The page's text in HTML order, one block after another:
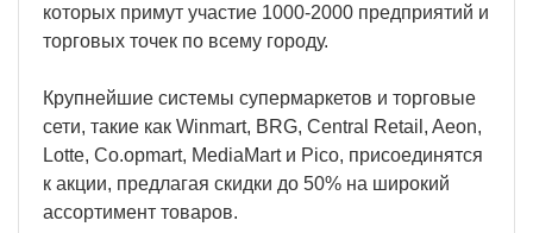
которых примут участие 1000-2000 предприятий и
торговых точек по всему городу.
Крупнейшие системы супермаркетов и торговые
сети, такие как Winmart, BRG, Central Retail, Aeon,
Lotte, Co.opmart, MediaMart и Pico, присоединятся
к акции, предлагая скидки до 50% на широкий
ассортимент товаров.